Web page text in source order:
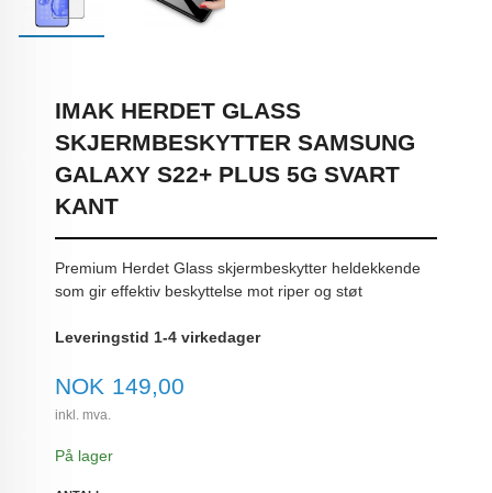
IMAK HERDET GLASS
SKJERMBESKYTTER SAMSUNG
GALAXY S22+ PLUS 5G SVART
KANT
Premium Herdet Glass skjermbeskytter heldekkende
som gir effektiv beskyttelse mot riper og støt
Leveringstid 1-4 virkedager
Pris
NOK 149,00
inkl. mva.
På lager